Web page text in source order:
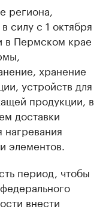
региона,
силу с 1 октября
в Пермском крае
хранение
устройств для
продукции, в
доставки
нагревания
элементов.
период, чтобы
внести